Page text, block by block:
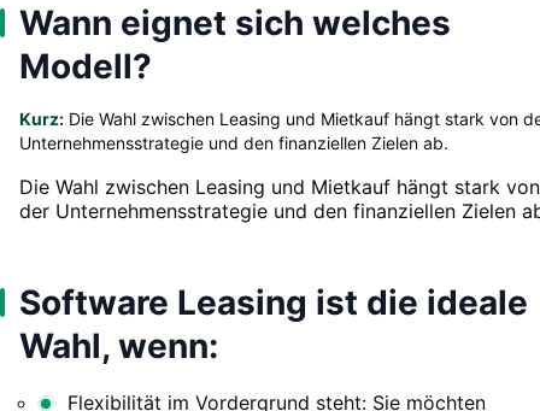
Wann eignet sich welches
Modell?
Kurz: Die Wahl zwischen Leasing und Mietkauf hängt stark von
Unternehmensstrategie und den finanziellen Zielen ab.
Die Wahl zwischen Leasing und Mietkauf hängt stark von
der Unternehmensstrategie und den finanziellen Zielen
Software Leasing ist die ideale
Wahl, wenn:
Flexibilität im Vordergrund steht: Sie möchten